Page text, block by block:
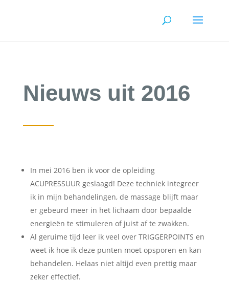
Nieuws uit 2016
In mei 2016 ben ik voor de opleiding
ACUPRESSUUR geslaagd! Deze techniek integreer
ik in mijn behandelingen, de massage blijft maar
er gebeurd meer in het lichaam door bepaalde
energieën te stimuleren of juist af te zwakken.
Al geruime tijd leer ik veel over TRIGGERPOINTS en
weet ik hoe ik deze punten moet opsporen en kan
behandelen. Helaas niet altijd even prettig maar
zeker effectief.